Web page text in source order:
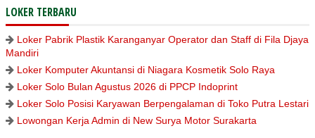
LOKER TERBARU
Loker Pabrik Plastik Karanganyar Operator dan Staff di Fila Djaya
Mandiri
Loker Komputer Akuntansi di Niagara Kosmetik Solo Raya
Loker Solo Bulan Agustus 2026 di PPCP Indoprint
Loker Solo Posisi Karyawan Berpengalaman di Toko Putra Lestari
Lowongan Kerja Admin di New Surya Motor Surakarta